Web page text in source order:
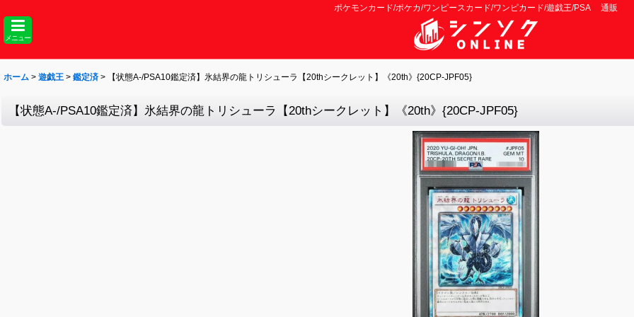
ポケモンカード/ポケカ/ワンピースカード/ワンピカード/遊戯王/PSA 通販
メニュー
ホーム > 遊戯王 > 鑑定済 > 【状態A-/PSA10鑑定済】氷結界の龍トリシューラ【20thシークレット】《20th》{20CP-JPF05}
【状態A-/PSA10鑑定済】氷結界の龍トリシューラ【20thシークレット】《20th》{20CP-JPF05}